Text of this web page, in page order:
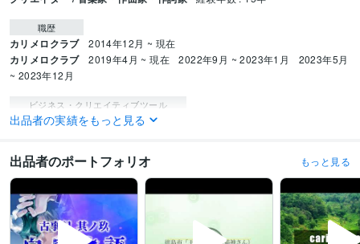
職歴
カリメロクラブ 2014年12月 ~ 現在
カリメロクラブ 2019年4月 ~ 現在 2022年9月 ~ 2023年1月
2023年5月
~ 2023年12月
ビジネス・クリエイティブツール
Pro Tools:15年Studio One:7年
音楽制作・ナレーション YoutubeなどのBGM制作
劇伴音楽（ミュージカ
ル・映画音楽など） ゲーム音楽 展示会・イベントBGM ヒーリング音楽
BGM オーケストラ ゲーム音楽 劇伴 ミュージカル
ヒーリング音楽
展示会
映画音楽 楽曲制作
語学力
出品者の実績をもっと見る
出品者のポートフォリオ もっと見る